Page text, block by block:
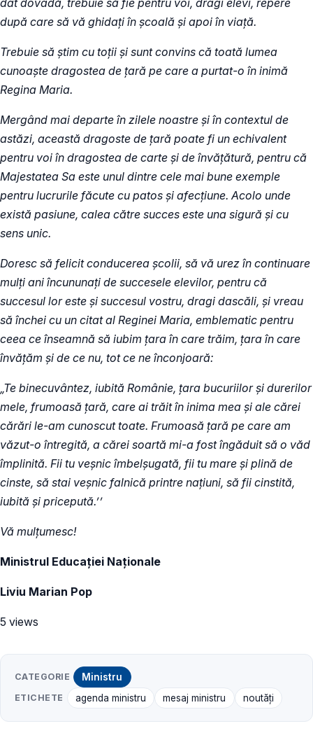
după care să vă ghidați în școală și apoi în viață.
Trebuie să știm cu toții și sunt convins că toată lumea
cunoaște dragostea de țară pe care a purtat-o în inimă
Regina Maria.
Mergând mai departe în zilele noastre și în contextul de
astăzi, această dragoste de țară poate fi un echivalent
pentru voi în dragostea de carte și de învățătură, pentru că
Majestatea Sa este unul dintre cele mai bune exemple
pentru lucrurile făcute cu patos și afecțiune. Acolo unde
există pasiune, calea către succes este una sigură și cu
sens unic.
Doresc să felicit conducerea școlii, să vă urez în continuare
mulți ani încununați de succesele elevilor, pentru că
succesul lor este și succesul vostru, dragi dascăli, și vreau
să închei cu un citat al Reginei Maria, emblematic pentru
ceea ce înseamnă să iubim țara în care trăim, țara în care
învățăm și de ce nu, tot ce ne înconjoară:
„Te binecuvântez, iubită Românie, ţara bucuriilor şi durerilor
mele, frumoasă ţară, care ai trăit în inima mea şi ale cărei
cărări le-am cunoscut toate. Frumoasă ţară pe care am
văzut-o întregită, a cărei soartă mi-a fost îngăduit să o văd
împlinită. Fii tu veşnic îmbelşugată, fii tu mare şi plină de
cinste, să stai veşnic falnică printre naţiuni, să fii cinstită,
iubită şi pricepută.’’
Vă mulțumesc!
Ministrul Educației Naționale
Liviu Marian Pop
5 views
CATEGORIE Ministru
ETICHETE agenda ministru mesaj ministru noutăți